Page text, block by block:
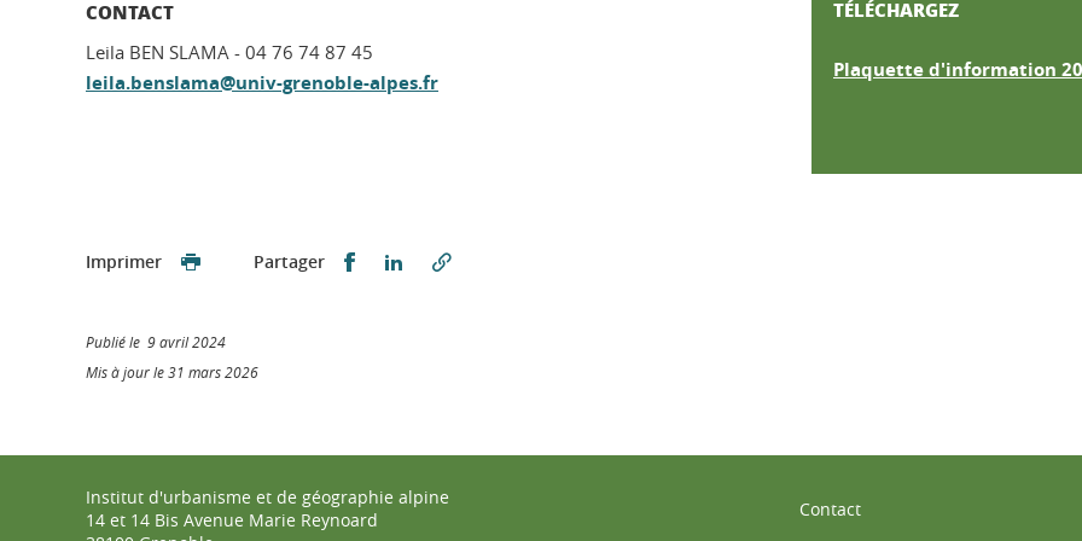
CONTACT
Leila BEN SLAMA - 04 76 74 87 45
leila.benslama@univ-grenoble-alpes.fr
TÉLÉCHARGEZ
Plaquette d'information
Imprimer Partager Partager sur Facebook
Partager sur LinkedIn
Publié le 9 avril 2024
Mis à jour le 31 mars 2026
Institut d'urbanisme et de géographie alpine
14 et 14 Bis Avenue Marie Reynoard
Contact